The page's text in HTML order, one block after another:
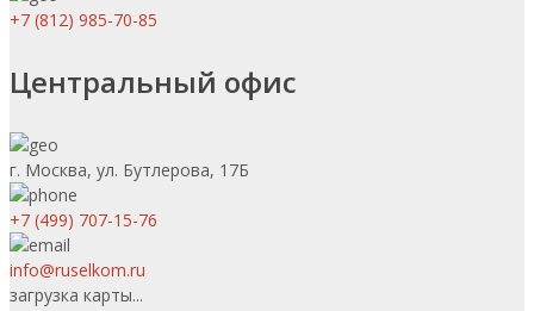
+7 (812) 985-70-85
Центральный офис
г. Москва, ул. Бутлерова, 17Б
+7 (499) 707-15-76
info@ruselkom.ru
загрузка карты...